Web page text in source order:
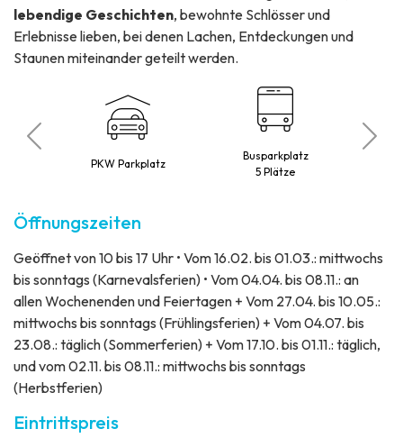
lebendige Geschichten, bewohnte Schlösser und
Erlebnisse lieben, bei denen Lachen, Entdeckungen und
Staunen miteinander geteilt werden.
PKW Parkplatz
Busparkplatz
5 Plätze
Öffnungszeiten
Geöffnet von 10 bis 17 Uhr • Vom 16.02. bis 01.03.: mittwochs
bis sonntags (Karnevalsferien) • Vom 04.04. bis 08.11.: an
allen Wochenenden und Feiertagen + Vom 27.04. bis 10.05.:
mittwochs bis sonntags (Frühlingsferien) + Vom 04.07. bis
23.08.: täglich (Sommerferien) + Vom 17.10. bis 01.11.: täglich,
und vom 02.11. bis 08.11.: mittwochs bis sonntags
(Herbstferien)
Eintrittspreis